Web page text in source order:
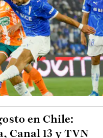
en Chile:
Canal 13 y TVN